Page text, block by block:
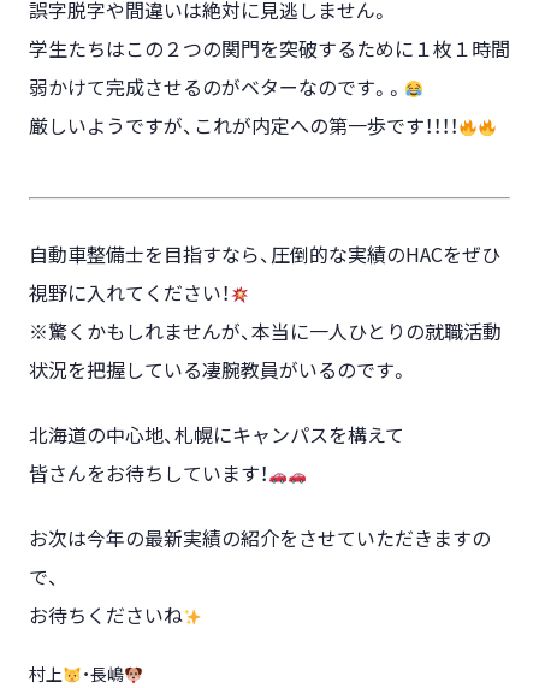
誤字脱字や間違いは絶対に見逃しません。
学生たちはこの２つの関門を突破するために１枚１時間
弱かけて完成させるのがベターなのです。。
厳しいようですが、これが内定への第一歩です！！！！
自動車整備士を目指すなら、圧倒的な実績のHACをぜひ
視野に入れてください！
※驚くかもしれませんが、本当に一人ひとりの就職活動
状況を把握している凄腕教員がいるのです。
北海道の中心地、札幌にキャンパスを構えて
皆さんをお待ちしています！
お次は今年の最新実績の紹介をさせていただきますの
で、
お待ちくださいね
村上 ・長嶋